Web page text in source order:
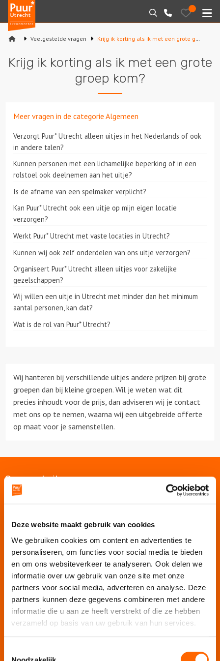
Deze website maakt gebruik van cookies
We gebruiken cookies om content en advertenties te
personaliseren, om functies voor social media te bieden
en om ons websiteverkeer te analyseren. Ook delen we
informatie over uw gebruik van onze site met onze
partners voor social media, adverteren en analyse. Deze
partners kunnen deze gegevens combineren met andere
informatie die u aan ze heeft verstrekt of die ze hebben
verzameld op basis van uw gebruik van hun services.
Puur*
Utrecht
bedrijfsuitjes
Zoeken
030-
2145099
Bewaarde
uitjes
Arrangementen
Varen
Sport en spel
Rondleidingen
Locaties
Veelgestelde vragen Krijg ik korting als ik met een grote groep kom?
Krijg ik korting als ik met een grote
groep kom?
Meer vragen in de categorie Algemeen
Verzorgt Puur* Utrecht alleen uitjes in het Nederlands of ook
in andere talen?
Kunnen personen met een lichamelijke beperking of in een
rolstoel ook deelnemen aan het uitje?
Is de afname van een spelmaker verplicht?
Kan Puur* Utrecht ook een uitje op mijn eigen locatie
verzorgen?
Werkt Puur* Utrecht met vaste locaties in Utrecht?
Kunnen wij ook zelf onderdelen van ons uitje verzorgen?
Organiseert Puur* Utrecht alleen uitjes voor zakelijke
gezelschappen?
Wij willen een uitje in Utrecht met minder dan het minimum
aantal personen, kan dat?
Wat is de rol van Puur* Utrecht?
Wij hanteren bij verschillende uitjes andere prijzen bij grote
groepen dan bij kleine groepen. Wil je weten wat dit
precies inhoudt voor de prijs, dan adviseren wij je contact
met ons op te nemen, waarna wij een uitgebreide offerte
op maat voor je samenstellen.
Onze websites
Puur Events
Puur Feesten
Puur Uitjes
Puur Amsterdam
Puur Rotterdam
Puur Den Haag
Puur Haarlem
Escape Room Mysterium
Vergaderlocatie De Grote Werf